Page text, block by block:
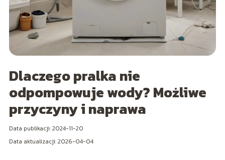
Dlaczego pralka nie
odpompowuje wody? Możliwe
przyczyny i naprawa
Data publikacji: 2024-11-20
Data aktualizacji: 2026-04-04